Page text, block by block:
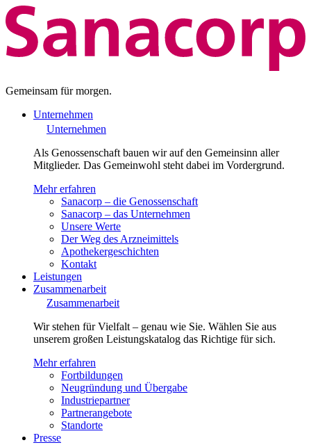
Gemeinsam für morgen.
Unternehmen
Unternehmen
Als Genossenschaft bauen wir auf den Gemeinsinn aller
Mitglieder. Das Gemeinwohl steht dabei im Vordergrund.
Mehr erfahren
Sanacorp – die Genossenschaft
Sanacorp – das Unternehmen
Unsere Werte
Der Weg des Arzneimittels
Apothekergeschichten
Kontakt
Leistungen
Zusammenarbeit
Zusammenarbeit
Wir stehen für Vielfalt – genau wie Sie. Wählen Sie aus
unserem großen Leistungskatalog das Richtige für sich.
Mehr erfahren
Fortbildungen
Neugründung und Übergabe
Industriepartner
Partnerangebote
Standorte
Presse